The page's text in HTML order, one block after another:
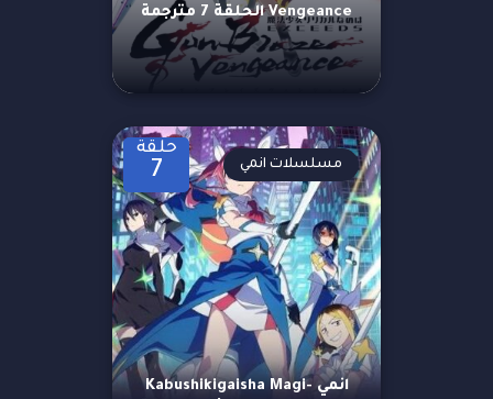
Vengeance الحلقة 7 مترجمة
حلقة
7
انمي Kabushikigaisha Magi-
مسلسلات انمي